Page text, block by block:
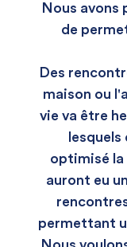
Nous avons
de
Des
maison ou
vie va être
optimisé la
auront eu
permettant